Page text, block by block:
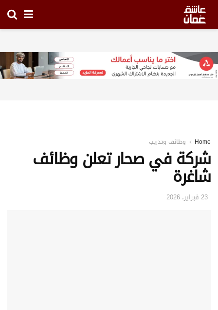
Home وظائف وتدريب
شركة في صحار تعلن وظائف
شاغرة
23 فبراير، 2026